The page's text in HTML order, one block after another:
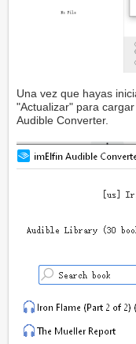
Una vez que hayas
"Actualizar" para
Audible Converter.